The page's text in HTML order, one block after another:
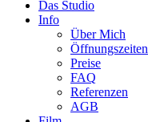
Das Studio
Info
Über Mich
Öffnungszeiten
Preise
FAQ
Referenzen
AGB